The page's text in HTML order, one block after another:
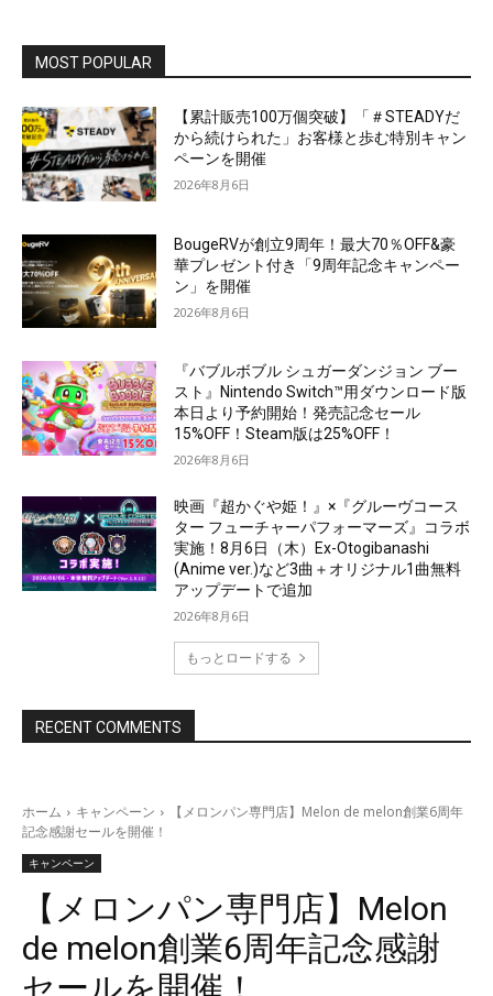
MOST POPULAR
【累計販売100万個突破】「＃STEADYだ
から続けられた」お客様と歩む特別キャン
ペーンを開催
2026年8月6日
BougeRVが創立9周年！最大70％OFF&豪
華プレゼント付き「9周年記念キャンペー
ン」を開催
2026年8月6日
『バブルボブル シュガーダンジョン ブー
スト』Nintendo Switch™用ダウンロード版
本日より予約開始！発売記念セール
15%OFF！Steam版は25%OFF！
2026年8月6日
映画『超かぐや姫！』×『グルーヴコース
ター フューチャーパフォーマーズ』コラボ
実施！8月6日（木）Ex-Otogibanashi
(Anime ver.)など3曲＋オリジナル1曲無料
アップデートで追加
2026年8月6日
もっとロードする
RECENT COMMENTS